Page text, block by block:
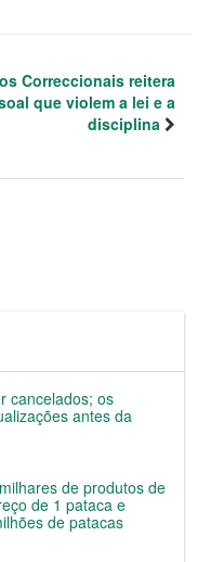
Correccionais reitera
que violem a lei e a
disciplina
cancelados; os
antes da
de produtos de
de 1 pataca e
de patacas